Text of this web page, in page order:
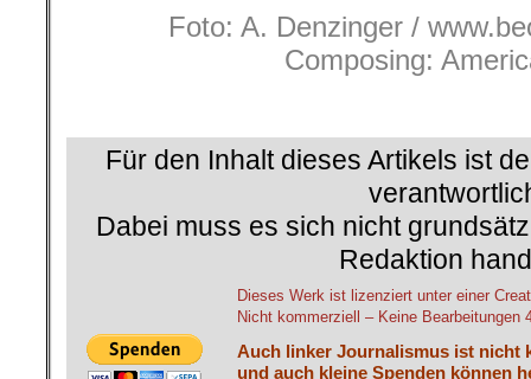
Foto: A. Denzinger /
Composing:
Für den Inhalt dieses Artikels ist
Dabei muss es sich nicht
Redaktion
Dieses Werk ist lizenziert unter einer
Nicht kommerziell – Keine Bearbeitungen
Auch linker Journalismus ist nicht
und auch kleine Spenden können